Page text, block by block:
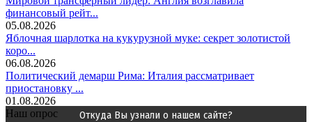
финансовый рейт...
05.08.2026
Яблочная шарлотка на кукурузной муке: секрет золотистой
коро...
06.08.2026
Политический демарш Рима: Италия рассматривает
приостановку ...
01.08.2026
Наш опрос
Откуда Вы узнали о нашем сайте?